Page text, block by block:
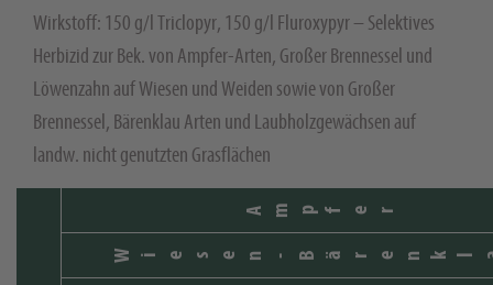
Wirkstoff: 150 g/l Triclopyr, 150 g/l Fluroxypyr – Selektives
Herbizid zur Bek. von Ampfer-Arten, Großer Brennessel und
Löwenzahn auf Wiesen und Weiden sowie von Großer
Brennessel, Bärenklau Arten und Laubholzgewächsen auf
landw. nicht genutzten Grasflächen
Wiesen-
Ampfer